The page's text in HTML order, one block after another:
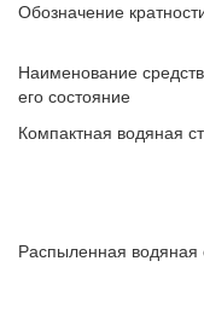
Обозначение
Наименование
его состояние
Компактная водяная
Распыленная водяная